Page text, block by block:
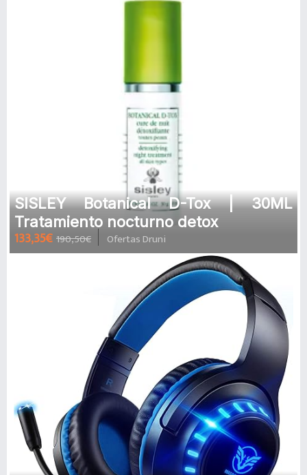
SISLEY Botanical D-Tox | 30ML
Tratamiento nocturno detox
133,35€ 190,50€ Ofertas Druni